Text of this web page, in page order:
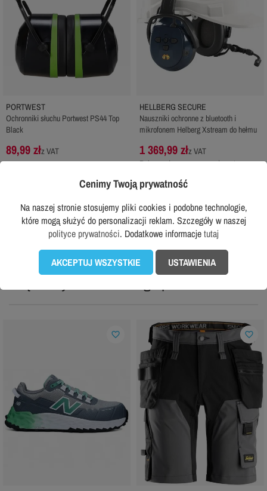
PORTWEST
Ochronniki słuchu Portwest PS44 Top
Black
89,99 złz VAT
HELLBERG SECURE
Nauszniki ochronne z bluetooth i
mikrofonem Helberg Xstream do hełmu
1 369,99 złz VAT
Rekomendowana cena producenta:
Sprawdź wszystkie w tej kategorii...
favorite_border favorite_border
Cenimy Twoją prywatność
Na naszej stronie stosujemy pliki cookies i podobne technologie,
które mogą służyć do personalizacji reklam. Szczegóły w naszej
polityce prywatności. Dodatkowe informacjetutaj
AKCEPTUJ WSZYSTKIE USTAWIENIA